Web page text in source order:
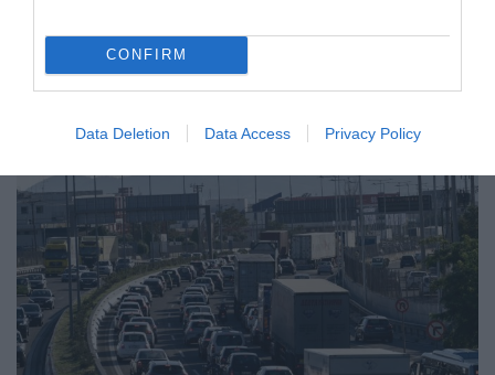
CONFIRM
Data Deletion Data Access Privacy Policy
προειδοποίηση των κατοίκων (βίντεο)